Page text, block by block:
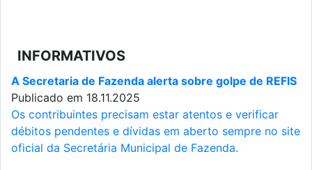
INFORMATIVOS
A Secretaria de Fazenda alerta sobre golpe de REFIS
Publicado em 18.11.2025
Os contribuintes precisam estar atentos e verificar
débitos pendentes e dívidas em aberto sempre no site
oficial da Secretária Municipal de Fazenda.